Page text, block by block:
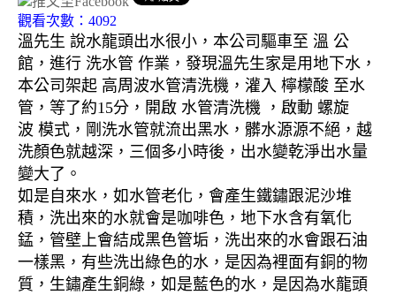
觀看次數：4092
溫先生 說水龍頭出水很小，本公司驅車至 溫 公
館，進行 洗水管 作業，發現溫先生家是用地下水，
本公司架起 高周波水管清洗機，灌入 檸檬酸 至水
管，等了約15分，開啟 水管清洗機 ，啟動 螺旋
波 模式，剛洗水管就流出黑水，髒水源源不絕，越
洗顏色就越深，三個多小時後，出水變乾淨出水量
變大了。
如是自來水，如水管老化，會產生鐵鏽跟泥沙堆
積，洗出來的水就會是咖啡色，地下水含有氧化
錳，管壁上會結成黑色管垢，洗出來的水會跟石油
一樣黑，有些洗出綠色的水，是因為裡面有銅的物
質，生鏽產生銅綠，如是藍色的水，是因為水龍頭